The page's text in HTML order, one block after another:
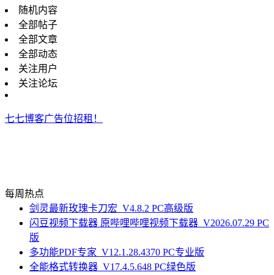
随机内容
全部帖子
全部文章
全部动态
关注用户
关注论坛
七七博客广告位招租！
每周热点
剑灵最新玫瑰卡刀宏_V4.8.2 PC高级版
闪豆视频下载器 原哔哩哔哩视频下载器_V2026.07.29 PC
版
多功能PDF专家_V12.1.28.4370 PC专业版
全能格式转换器_V17.4.5.648 PC绿色版